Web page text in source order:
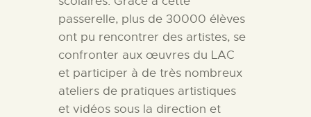
passerelle, plus de 30000 élèves
ont pu rencontrer des artistes, se
confronter aux œuvres du LAC
et participer à de très nombreux
ateliers de pratiques artistiques
et vidéos sous la direction et